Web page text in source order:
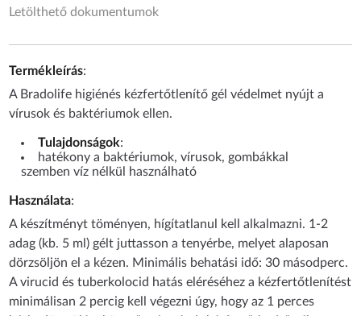
Letölthető dokumentumok
Termékleírás:
A Bradolife higiénés kézfertőtlenítő gél védelmet nyújt a
vírusok és baktériumok ellen.
Tulajdonságok:
hatékony a baktériumok, vírusok, gombákkal
szemben víz nélkül használható
Használata:
A készítményt töményen, hígítatlanul kell alkalmazni. 1-2
adag (kb. 5 ml) gélt juttasson a tenyérbe, melyet alaposan
dörzsöljön el a kézen. Minimális behatási idő: 30 másodperc.
A virucid és tuberkolocid hatás eléréséhez a kézfertőtlenítést
minimálisan 2 percig kell végezni úgy, hogy az 1 perces